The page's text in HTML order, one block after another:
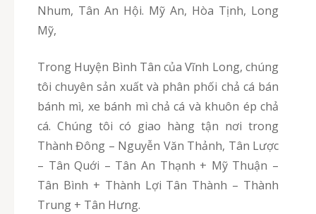
Nhum, Tân An Hội. Mỹ An, Hòa Tịnh, Long
Mỹ,
Trong Huyện Bình Tân của Vĩnh Long, chúng
tôi chuyên sản xuất và phân phối chả cá bán
bánh mì, xe bánh mì chả cá và khuôn ép chả
cá. Chúng tôi có giao hàng tận nơi trong
Thành Đông – Nguyễn Văn Thảnh, Tân Lược
– Tân Quới – Tân An Thạnh + Mỹ Thuận –
Tân Bình + Thành Lợi Tân Thành – Thành
Trung + Tân Hưng.